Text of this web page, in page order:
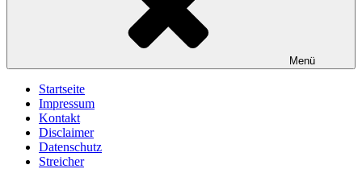
Menü
Startseite
Impressum
Kontakt
Disclaimer
Datenschutz
Streicher